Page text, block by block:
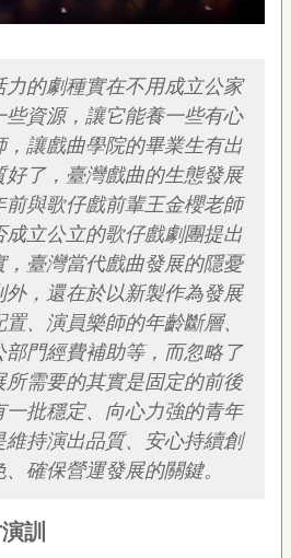
力的劇種實在不用成立公家
些資源，讓它能養一些有心
，讓戲曲學院的畢業生有出
好了，臺灣戲曲的生態發展
前與歌仔戲前輩王金櫻老師
立公立的歌仔戲劇團提出
，臺灣當代戲曲發展的隱憂
外，還在於以新製作為發展
、演員樂師的年齡斷層、
部門經費補助等，而忽略了
所需要的其實是固定的前後
批穩定、向心力強的青年
維持演出品質、安心持續創
確保營運發展的關鍵。
訓